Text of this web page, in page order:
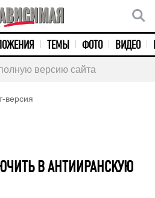
ТЕМЫ ФОТО ВИДЕО
версию сайта
версия
В АНТИИРАНСКУЮ